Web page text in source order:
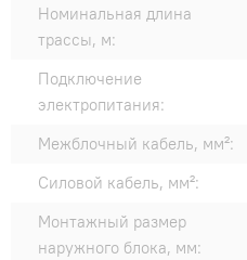
Номинальная длина
трассы, м:
Подключение
электропитания:
Межблочный кабель, мм²:
Силовой кабель, мм²:
Монтажный размер
наружного блока, мм: